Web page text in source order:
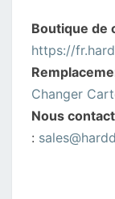
Boutique de
https://
Changer
Nous
: